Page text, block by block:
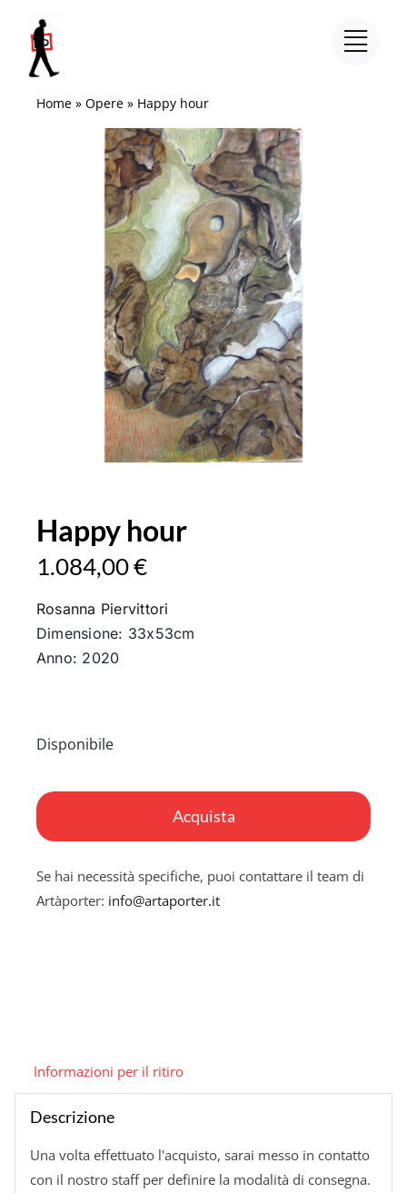
contenuto
Home» Opere» Happy hour
Happy hour
1.084,00€
Rosanna Piervittori
Dimensione: 33x53cm
Anno: 2020
Disponibile
Acquista
Se hai necessità specifiche, puoi contattare il team di
Artàporter: info@artaporter.it
Informazioni per il ritiro
Descrizione
Una volta effettuato l'acquisto, sarai messo in contatto
con il nostro staff per definire la modalità di consegna.